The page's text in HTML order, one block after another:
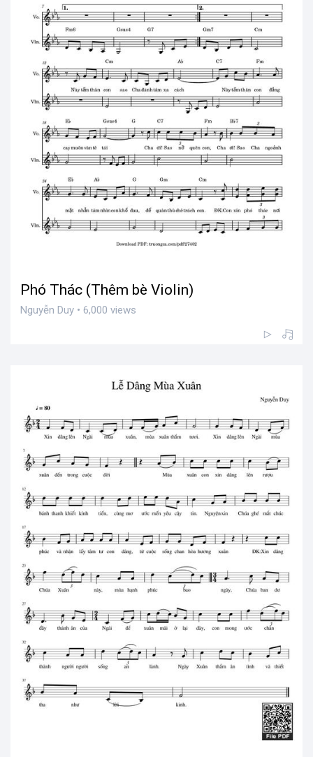
Phó Thác (Thêm bè Violin)
Nguyễn Duy • 6,000 views